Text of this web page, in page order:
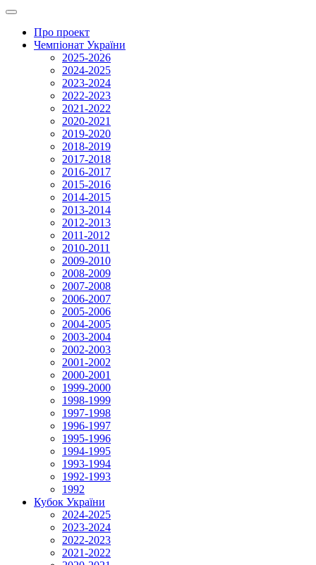
Про проект
Чемпіонат України
2025-2026
2024-2025
2023-2024
2022-2023
2021-2022
2020-2021
2019-2020
2018-2019
2017-2018
2016-2017
2015-2016
2014-2015
2013-2014
2012-2013
2011-2012
2010-2011
2009-2010
2008-2009
2007-2008
2006-2007
2005-2006
2004-2005
2003-2004
2002-2003
2001-2002
2000-2001
1999-2000
1998-1999
1997-1998
1996-1997
1995-1996
1994-1995
1993-1994
1992-1993
1992
Кубок України
2024-2025
2023-2024
2022-2023
2021-2022